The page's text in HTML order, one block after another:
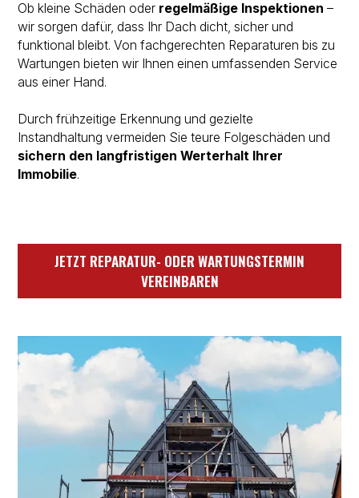
Ob kleine Schäden oder regelmäßige Inspektionen –
wir sorgen dafür, dass Ihr Dach dicht, sicher und
funktional bleibt. Von fachgerechten Reparaturen bis zu
Wartungen bieten wir Ihnen einen umfassenden Service
aus einer Hand.
Durch frühzeitige Erkennung und gezielte
Instandhaltung vermeiden Sie teure Folgeschäden und
sichern den langfristigen Werterhalt Ihrer
Immobilie.
JETZT REPARATUR- ODER WARTUNGSTERMIN
VEREINBAREN